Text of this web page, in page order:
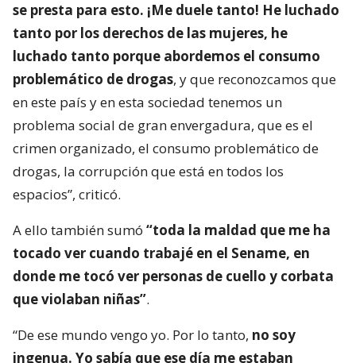
se presta para esto. ¡Me duele tanto! He luchado
tanto por los derechos de las mujeres, he
luchado tanto porque abordemos el consumo
problemático de drogas, y que reconozcamos que
en este país y en esta sociedad tenemos un
problema social de gran envergadura, que es el
crimen organizado, el consumo problemático de
drogas, la corrupción que está en todos los
espacios”, criticó.
A ello también sumó “toda la maldad que me ha
tocado ver cuando trabajé en el Sename, en
donde me tocó ver personas de cuello y corbata
que violaban niñas”.
“De ese mundo vengo yo. Por lo tanto, no soy
ingenua. Yo sabía que ese día me estaban